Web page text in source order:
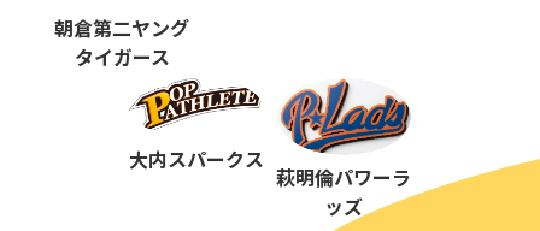
第7回
第6回 ポップアスリートカップ
第5回 ポップアスリートカップ
ポップアスリートカップ
朝倉第二ヤング
タイガース
大内スパークス
萩明倫パワーラ
ッズ